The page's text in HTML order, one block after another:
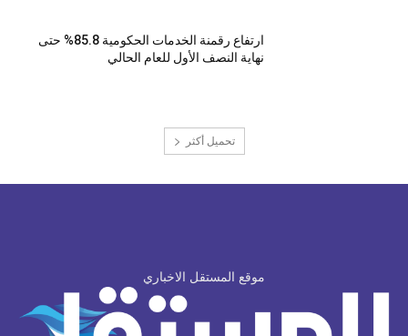
ارتفاع رقمنة الخدمات الحكومية 85.8% حتى
نهاية النصف الأول للعام الحالي
تحميل أكثر
موقع المستقل الاخباري